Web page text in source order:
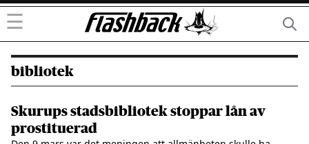
☰
bibliotek
Skurups stadsbibliotek stoppar lån av
prostituerad